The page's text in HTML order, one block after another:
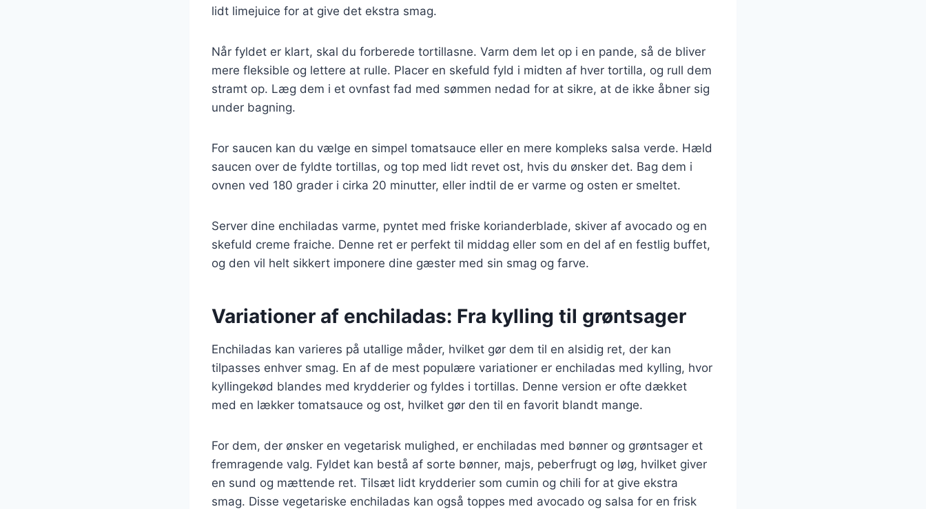
lidt limejuice for at give det ekstra smag.
Når fyldet er klart, skal du forberede tortillasne. Varm dem let op i en pande, så de bliver
mere fleksible og lettere at rulle. Placer en skefuld fyld i midten af hver tortilla, og rull dem
stramt op. Læg dem i et ovnfast fad med sømmen nedad for at sikre, at de ikke åbner sig
under bagning.
For saucen kan du vælge en simpel tomatsauce eller en mere kompleks salsa verde. Hæld
saucen over de fyldte tortillas, og top med lidt revet ost, hvis du ønsker det. Bag dem i
ovnen ved 180 grader i cirka 20 minutter, eller indtil de er varme og osten er smeltet.
Server dine enchiladas varme, pyntet med friske korianderblade, skiver af avocado og en
skefuld creme fraiche. Denne ret er perfekt til middag eller som en del af en festlig buffet,
og den vil helt sikkert imponere dine gæster med sin smag og farve.
Variationer af enchiladas: Fra kylling til grøntsager
Enchiladas kan varieres på utallige måder, hvilket gør dem til en alsidig ret, der kan
tilpasses enhver smag. En af de mest populære variationer er enchiladas med kylling, hvor
kyllingekød blandes med krydderier og fyldes i tortillas. Denne version er ofte dækket
med en lækker tomatsauce og ost, hvilket gør den til en favorit blandt mange.
For dem, der ønsker en vegetarisk mulighed, er enchiladas med bønner og grøntsager et
fremragende valg. Fyldet kan bestå af sorte bønner, majs, peberfrugt og løg, hvilket giver
en sund og mættende ret. Tilsæt lidt krydderier som cumin og chili for at give ekstra
smag. Disse vegetariske enchiladas kan også toppes med avocado og salsa for en frisk